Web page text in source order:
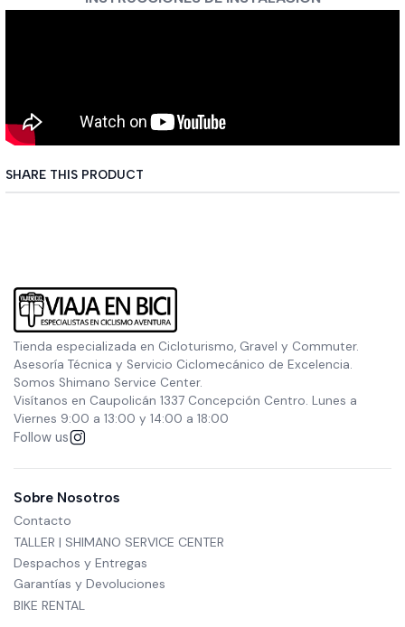
SHARE THIS PRODUCT
Tienda especializada en Cicloturismo, Gravel y Commuter.
Asesoría Técnica y Servicio Ciclomecánico de Excelencia.
Somos Shimano Service Center.
Visítanos en Caupolicán 1337 Concepción Centro. Lunes a
Viernes 9:00 a 13:00 y 14:00 a 18:00
Follow us
Sobre Nosotros
Contacto
TALLER | SHIMANO SERVICE CENTER
Despachos y Entregas
Garantías y Devoluciones
BIKE RENTAL